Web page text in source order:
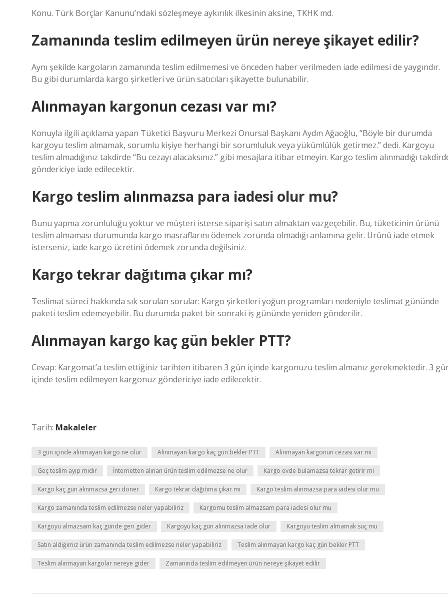
Konu. Türk Borçlar Kanunu’ndaki sözleşmeye aykırılık ilkesinin aksine, TKHK md.
Zamanında teslim edilmeyen ürün nereye şikayet edilir?
Aynı şekilde kargoların zamanında teslim edilmemesi ve önceden haber verilmeden iade edilmesi de yaygındır.
Bu gibi durumlarda kargo şirketleri ve ürün satıcıları şikayette bulunabilir.
Alınmayan kargonun cezası var mı?
Konuyla ilgili açıklama yapan Tüketici Başvuru Merkezi Onursal Başkanı Aydın Ağaoğlu, “Böyle bir durumda
kargoyu teslim almamak, sorumlu kişiye herhangi bir sorumluluk veya yükümlülük getirmez.” dedi. Kargoyu
teslim almadığınız takdirde “Bu cezayı alacaksınız.” gibi mesajlara itibar etmeyin. Kargo teslim alınmadığı
göndericiye iade edilecektir.
Kargo teslim alınmazsa para iadesi olur mu?
Bunu yapma zorunluluğu yoktur ve müşteri isterse siparişi satın almaktan vazgeçebilir. Bu, tüketicinin ürünü
teslim almaması durumunda kargo masraflarını ödemek zorunda olmadığı anlamına gelir. Ürünü iade etmek
isterseniz, iade kargo ücretini ödemek zorunda değilsiniz.
Kargo tekrar dağıtıma çıkar mı?
Teslimat süreci hakkında sık sorulan sorular: Kargo şirketleri yoğun programları nedeniyle teslimat gününde
paketi teslim edemeyebilir. Bu durumda paket bir sonraki iş gününde yeniden gönderilir.
Alınmayan kargo kaç gün bekler PTT?
Cevap: Kargomat’a teslim ettiğiniz tarihten itibaren 3 gün içinde kargonuzu teslim almanız gerekmektedir. 3
içinde teslim edilmeyen kargonuz göndericiye iade edilecektir.
Tarih: Makaleler
3 gün içinde alınmayan kargo ne olur Alınmayan kargo kaç gün bekler PTT Alınmayan kargonun cezası var mı
Geç teslim ayıp mıdır İnternetten alınan ürün teslim edilmezse ne olur Kargo evde bulamazsa tekrar getirir mi
Kargo kaç gün alınmazsa geri döner Kargo tekrar dağıtıma çıkar mı Kargo teslim alınmazsa para iadesi olur mu
Kargo zamanında teslim edilmezse neler yapabiliriz Kargomu teslim almazsam para iadesi olur mu
Kargoyu almazsam kaç günde geri gider Kargoyu kaç gün alınmazsa iade olur Kargoyu teslim almamak suç mu
Satın aldığımız ürün zamanında teslim edilmezse neler yapabiliriz Teslim alınmayan kargo kaç gün bekler PTT
Teslim alınmayan kargolar nereye gider Zamanında teslim edilmeyen ürün nereye şikayet edilir